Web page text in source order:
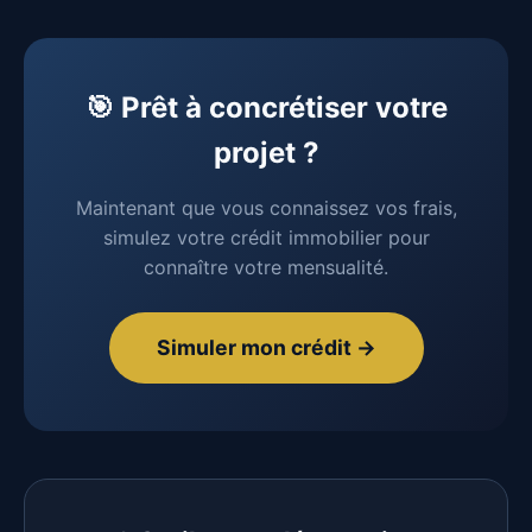
vivre).
enverra un appel de fonds détaillé.
🎯 Prêt à concrétiser votre
projet ?
Maintenant que vous connaissez vos frais,
simulez votre crédit immobilier pour
connaître votre mensualité.
Simuler mon crédit →